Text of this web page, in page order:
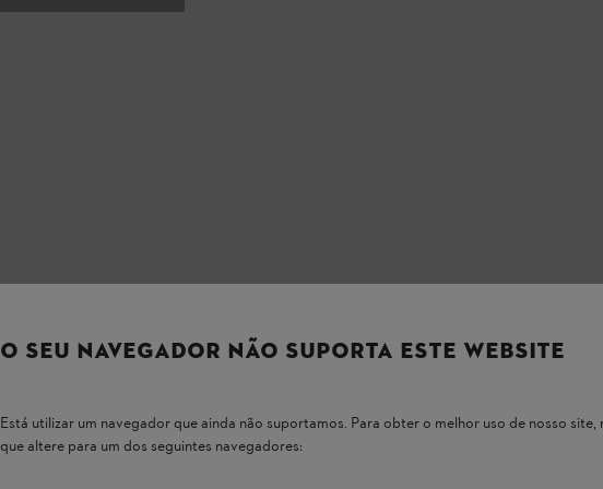
O SEU NAVEGADOR NÃO SUPORTA ESTE WEBSITE
Está utilizar um navegador que ainda não suportamos. Para obter o melhor uso de nosso site,
que altere para um dos seguintes navegadores: